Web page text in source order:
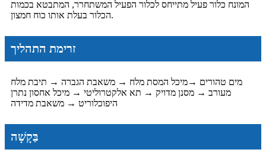
המונח כלור פעיל מתייחס לכלור הפעיל המשתחרר, המתבטא בכמות
הכלור בעלת אותו כוח חמצון.
זרימת התהליך
מים טהורים →מיכל המסת מלח → משאבת הגברה → תיבת מלח
מעורב → מסנן מדויק → תא אלקטרוליטי → מיכל אחסון נתרן
היפוכלוריט → משאבת מדידה
בַּקָשָׁה